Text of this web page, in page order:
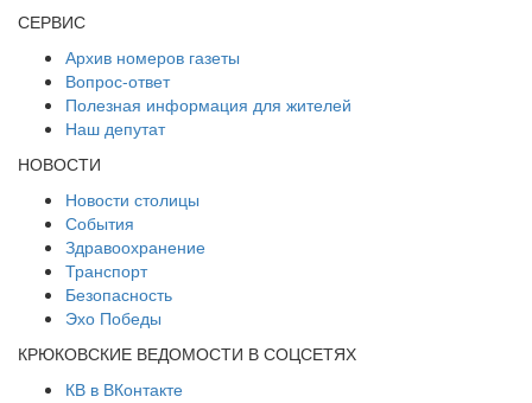
СЕРВИС
Архив номеров газеты
Вопрос-ответ
Полезная информация для жителей
Наш депутат
НОВОСТИ
Новости столицы
События
Здравоохранение
Транспорт
Безопасность
Эхо Победы
КРЮКОВСКИЕ ВЕДОМОСТИ В СОЦСЕТЯХ
КВ в ВКонтакте